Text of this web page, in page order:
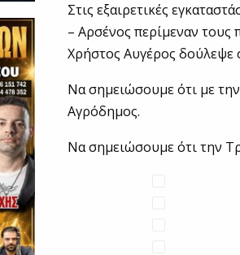
Στις εξαιρετικές
– Αρσένος περίμεναν τους
Χρήστος Αυγέρος δούλεψε
Να σημειώσουμε ότι με
Αγρόδημος.
Να σημειώσουμε ότι την